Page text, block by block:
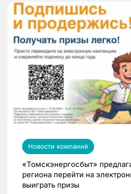
Новости компаний
«Томскэнергосбыт»
региона перейти на
выиграть призы